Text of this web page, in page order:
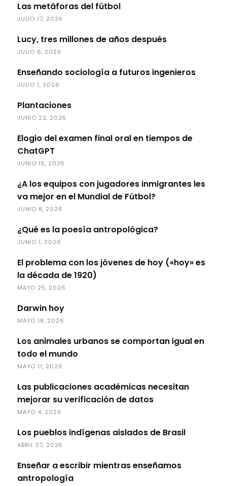
Las metáforas del fútbol
JULIO 17, 2026
Lucy, tres millones de años después
JULIO 6, 2026
Enseñando sociología a futuros ingenieros
JULIO 1, 2026
Plantaciones
JUNIO 22, 2026
Elogio del examen final oral en tiempos de
ChatGPT
JUNIO 15, 2026
¿A los equipos con jugadores inmigrantes les
va mejor en el Mundial de Fútbol?
JUNIO 8, 2026
¿Qué es la poesía antropológica?
JUNIO 1, 2026
El problema con los jóvenes de hoy («hoy» es
la década de 1920)
MAYO 25, 2026
Darwin hoy
MAYO 18, 2026
Los animales urbanos se comportan igual en
todo el mundo
MAYO 11, 2026
Las publicaciones académicas necesitan
mejorar su verificación de datos
MAYO 4, 2026
Los pueblos indígenas aislados de Brasil
ABRIL 27, 2026
Enseñar a escribir mientras enseñamos
antropología